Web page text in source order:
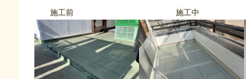
施工前 施工中